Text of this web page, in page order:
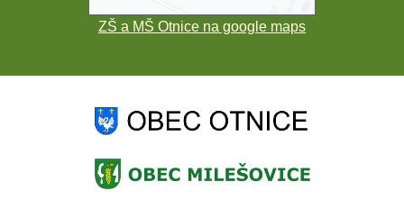
ZŠ a MŠ Otnice na google maps